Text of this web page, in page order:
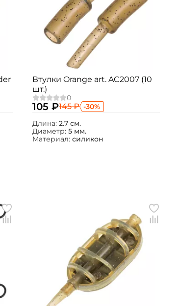
Втулки Orange art. AC2007 (10
шт.)
105 ₽145 ₽ -30%
Длина: 2.7 см.
Диаметр: 5 мм.
Материал: силикон